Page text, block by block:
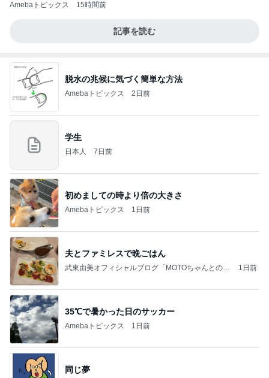
Amebaトピックス 15時間前
記事を読む
脱水の兆候に気づく簡単な方法
Amebaトピックス 2日前
学生
日本人 7日前
初めましての時より倍の大きさ
Amebaトピックス 1日前
夫とファミレスで晩ごはん
武東由美オフィシャルブログ「MOTOちゃんとのは
1日前
35℃で暑かった日のサッカー
Amebaトピックス 1日前
同じ夢